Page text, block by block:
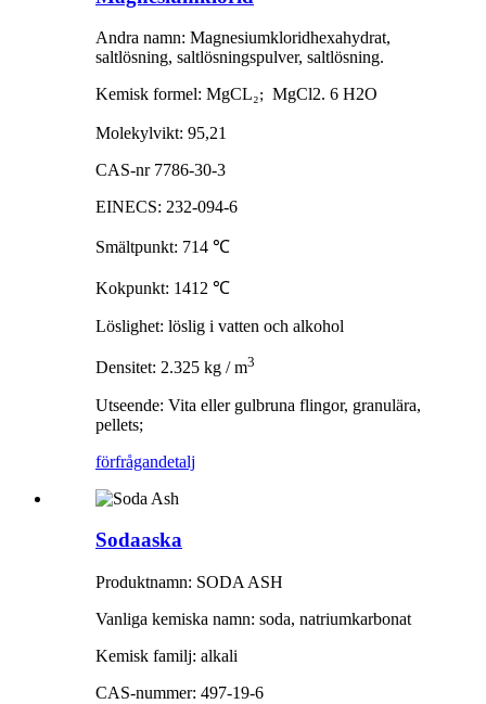
Andra namn: Magnesiumkloridhexahydrat,
saltlösning, saltlösningspulver, saltlösning.
Kemisk formel: MgCL₂; MgCl2. 6 H2O
Molekylvikt: 95,21
CAS-nr 7786-30-3
EINECS: 232-094-6
Smältpunkt: 714 ℃
Kokpunkt: 1412 ℃
Löslighet: löslig i vatten och alkohol
Densitet: 2.325 kg / m3
Utseende: Vita eller gulbruna flingor, granulära,
pellets;
förfrågandetalj
Sodaaska
Produktnamn: SODA ASH
Vanliga kemiska namn: soda, natriumkarbonat
Kemisk familj: alkali
CAS-nummer: 497-19-6